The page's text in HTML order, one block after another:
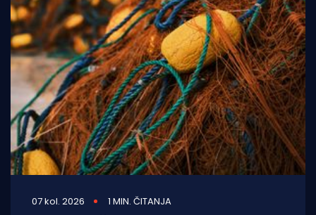
07 kol. 2026 1 MIN. ČITANJA